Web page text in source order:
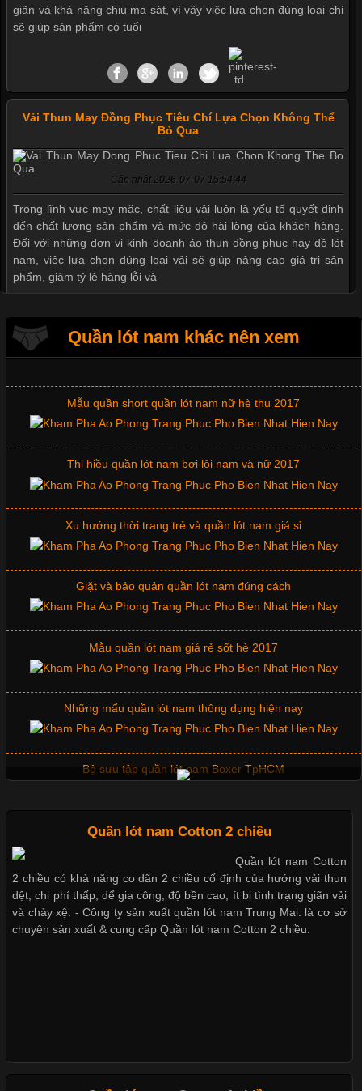
giãn và khả năng chịu ma sát, vì vậy việc lựa chọn đúng loại chỉ
sẽ giúp sản phẩm có tuổi
Vải Thun May Đồng Phục Tiêu Chí Lựa Chọn Không Thể
Bỏ Qua
Cập nhật 2026-07-07 15:54:44
Trong lĩnh vực may mặc, chất liệu vải luôn là yếu tố quyết định
đến chất lượng sản phẩm và mức độ hài lòng của khách hàng.
Đối với những đơn vị kinh doanh áo thun đồng phục hay đồ lót
nam, việc lựa chọn đúng loại vải sẽ giúp nâng cao giá trị sản
phẩm, giảm tỷ lệ hàng lỗi và
Cập nhật 2026-06-01 16:20:50
Áo thun là một trong những trang phục phổ biến nhất hiện nay
nhờ tính tiện dụng, dễ phối đồ và phù hợp với nhiều đối tượng.
Bên cạnh chất liệu và kiểu dáng, phần cổ áo cũng là yếu tố
quan trọng tạo nên phong cách riêng cho từng sản phẩm. Mỗi
loại cổ áo sẽ mang đến một vẻ đẹp khác
Chuộng Hiện Nay
Quần lót nam khác nên xem
Thị hiều quần lót nam bơi lội nam và nữ 2017
Thị hiều quần lót nam bơi lội nam và nữ 2017
Giặt và bảo quản quần lót nam đúng cách
Mẫu quần lót nam giá rẻ sốt hè 2017
Những mẩu quần lót nam thông dụng hiện nay
Bộ sưu tập quần lót nam Boxer TpHCM
Nguyên bộ quần lót nam Boxer thun lạnh giá rẻ
Quần lót nam Cotton 2 chiều
Quần lót nam Cotton
2 chiều có khả năng co dãn 2 chiều cố định của hướng vải thun
dệt, chi phí thấp, dể gia công, độ bền cao, ít bị tình trạng giãn vải
và chảy xệ. - Công ty sản xuất quần lót nam Trung Mai: là cơ sở
chuyên sản xuất & cung cấp Quần lót nam Cotton 2 chiều.